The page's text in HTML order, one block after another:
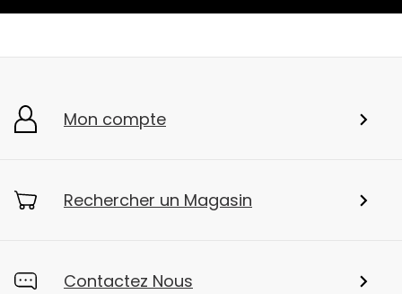
Mon compte
Rechercher un Magasin
Contactez Nous